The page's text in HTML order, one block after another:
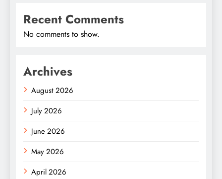
Recent Comments
No comments to show.
Archives
August 2026
July 2026
June 2026
May 2026
April 2026